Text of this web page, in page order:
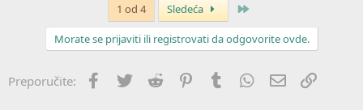
1 od 4 Sledeća
Morate se prijaviti ili registrovati da odgovorite ovde.
Preporučite: Facebook
Twitter Reddit PinterestTumblr WhatsApp
Imejl